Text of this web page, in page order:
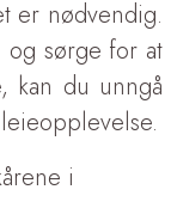
er nødvendig.
og sørge for at
kan du unngå
i